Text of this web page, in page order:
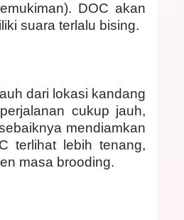
DOC akan
suara terlalu bising.
dari lokasi kandang
cukup jauh,
mendiamkan
terlihat lebih tenang,
masa brooding.